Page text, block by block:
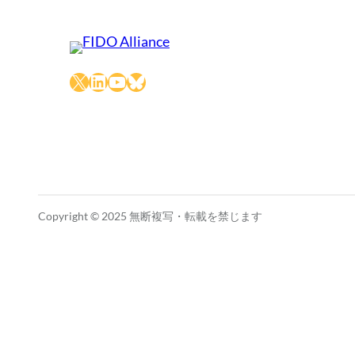
X LinkedIn
YouTube
Bluesky
Copyright © 2025 無断複写・転載を禁じます